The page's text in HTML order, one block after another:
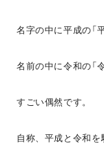
名字の中に平成の「
名前の中に令和の「
すごい偶然です。
自称、平成と令和を